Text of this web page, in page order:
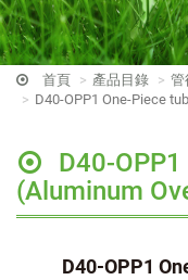
首頁 產品目錄 管
D40-OPP1 One-Piece
D40-
(Aluminum
D40-OPP1